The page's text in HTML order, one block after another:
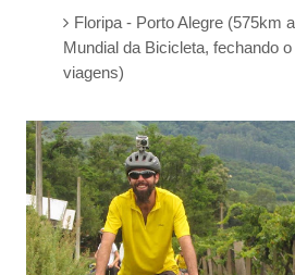
Floripa - Porto Alegre (575km
Mundial da Bicicleta, fechando
viagens)